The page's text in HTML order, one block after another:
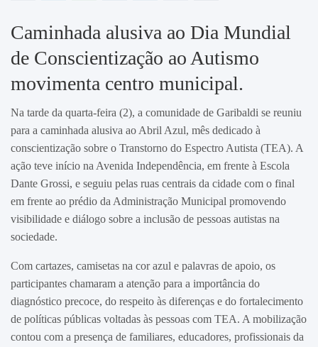
Caminhada alusiva ao Dia Mundial
de Conscientização ao Autismo
movimenta centro municipal.
Na tarde da quarta-feira (2), a comunidade de Garibaldi se reuniu
para a caminhada alusiva ao Abril Azul, mês dedicado à
conscientização sobre o Transtorno do Espectro Autista (TEA). A
ação teve início na Avenida Independência, em frente à Escola
Dante Grossi, e seguiu pelas ruas centrais da cidade com o final
em frente ao prédio da Administração Municipal promovendo
visibilidade e diálogo sobre a inclusão de pessoas autistas na
sociedade.
Com cartazes, camisetas na cor azul e palavras de apoio, os
participantes chamaram a atenção para a importância do
diagnóstico precoce, do respeito às diferenças e do fortalecimento
de políticas públicas voltadas às pessoas com TEA. A mobilização
contou com a presença de familiares, educadores, profissionais da